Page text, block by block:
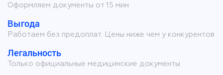
Оформляем документы от 15 мин
Выгода
Работаем без предоплат. Цены ниже чем у конкурентов
Легальность
Только официальные медицинские документы